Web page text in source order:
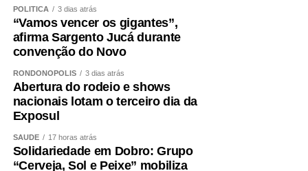
perigosas, preservar essa tradição e fortalecer um esporte
que cresce a cada ano. A pipa promove inclusão social,
gera renda para muitas famílias e aproxima pais e filhos
por meio de uma atividade saudável.”
*PROGRAMAÇÃO NO MUSEU*
O Museu oferece programação completa para toda a
família. Além da oficina, quem visitar o Museu poderá
aproveitar a Feira Permanente, realizada das 9h às 17h,
com entrada gratuita. O espaço reúne gastronomia
POLÍTICA 3 dias atrás
“Vamos vencer os gigantes”,
afirma Sargento Jucá durante
convenção do Novo
RONDONÓPOLIS 3 dias atrás
Abertura do rodeio e shows
nacionais lotam o terceiro dia da
Exposul
SAÚDE 17 horas atrás
Solidariedade em Dobro: Grupo
“Cerveja, Sol e Peixe” mobiliza